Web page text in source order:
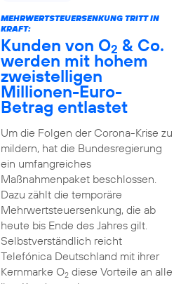
MEHRWERTSTEUERSENKUNG TRITT IN
KRAFT:
Kunden von O2 & Co.
werden mit hohem
zweistelligen
Millionen-Euro-
Betrag entlastet
Um die Folgen der Corona-Krise zu
mildern, hat die Bundesregierung
ein umfangreiches
Maßnahmenpaket beschlossen.
Dazu zählt die temporäre
Mehrwertsteuersenkung, die ab
heute bis Ende des Jahres gilt.
Selbstverständlich reicht
Telefónica Deutschland mit ihrer
Kernmarke O2diese Vorteile an alle